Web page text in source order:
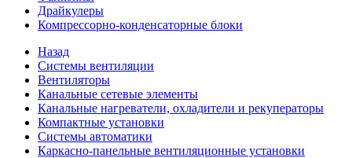
Драйкулеры
Компрессорно-конденсаторные блоки
Назад
Системы вентиляции
Вентиляторы
Канальные сетевые элементы
Канальные нагреватели, охладители и рекуператоры
Компактные установки
Системы автоматики
Каркасно-панельные вентиляционные установки